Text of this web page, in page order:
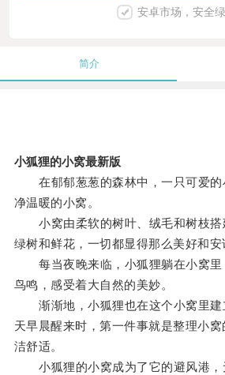
安卓市场，安全
简介
小狐狸的小窝最新版
在郁郁葱葱的森林中，一只可爱的
净温暖的小窝。
小窝由柔软的树叶、绒毛和树枝搭
绿树和鲜花，一切都显得那么美好和安
每当夜晚来临，小狐狸躺在小窝里
鸟鸣，感受着大自然的美妙。
渐渐地，小狐狸也在这个小窝里建
天早晨醒来时，第一件事就是整理小
洁舒适。
小狐狸的小窝成为了它的避风港，